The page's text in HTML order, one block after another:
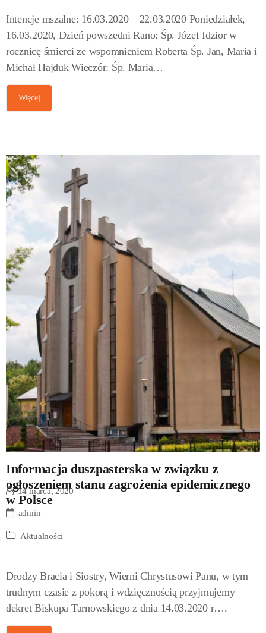
Intencje mszalne: 16.03.2020 – 22.03.2020 Poniedziałek,
16.03.2020, Dzień powszedni Rano: Śp. Józef Idzior w
rocznicę śmierci ze wspomnieniem Roberta Śp. Jan, Maria i
Michał Hajduk Wieczór: Śp. Maria…
Więcej
Informacja duszpasterska w związku z
ogłoszeniem stanu zagrożenia epidemicznego
w Polsce
14 marca, 2020
admin
Aktualności
Drodzy Bracia i Siostry, Wierni Chrystusowi Panu, w tym
trudnym czasie z pokorą i wdzięcznością przyjmujemy
dekret Biskupa Tarnowskiego z dnia 14.03.2020 r….